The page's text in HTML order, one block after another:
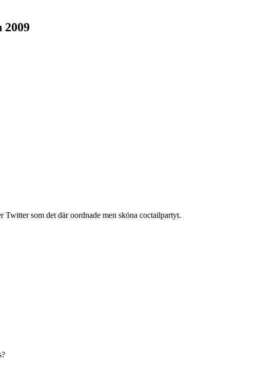
2009
som det där oordnade men sköna coctailpartyt.